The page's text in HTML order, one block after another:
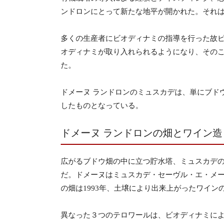
ンドロンにとって新たな地平が開かれた。それ
多くの生産者にビオディナミの指導を行った故
オディナミが取り入れられるようになり、その
た。
ドメーヌ ランドロンのミュスカデは、単にブ
したものとなっている。
ドメーヌ ランドロンの畑とワイン造
広がるブドウ畑の中に立つ貯水塔、ミュスカデ
だ。ドメーヌはミュスカデ・セーヴル・エ・メ
の畑は1993年、土壌により出来上がったワイン
異なった３つのテロワールは、ビオディナミに